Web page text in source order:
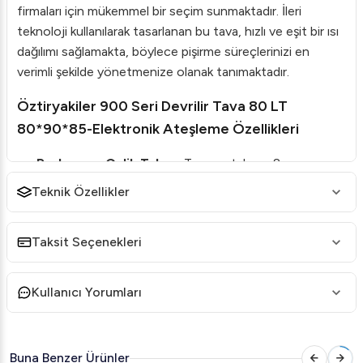
firmaları için mükemmel bir seçim sunmaktadır. İleri
teknoloji kullanılarak tasarlanan bu tava, hızlı ve eşit bir ısı
dağılımı sağlamakta, böylece pişirme süreçlerinizi en
verimli şekilde yönetmenize olanak tanımaktadır.
Öztiryakiler 900 Seri Devrilir Tava 80 LT
80*90*85-Elektronik Ateşleme Özellikleri
Paslanmaz Çelik Taban: Tavanın tabanı, 8 mm
kalınlığında yüksek kaliteli paslanmaz çelikten
ömürlülüğünü artırmaktadır.
Elektronik Ateşleme Sistemi
elektronik ateşleme sistemi sayesinde, tavanın
çalıştırılması son derece kolay ve güvenlidir.
Güvenlik Önlemleri: Emniyet tertibatlı gaz musluğu
kullanım deneyimi sunmaktadır.
Teknik Özellikler
Taksit Seçenekleri
Kullanıcı Yorumları
Buna Benzer Ürünler